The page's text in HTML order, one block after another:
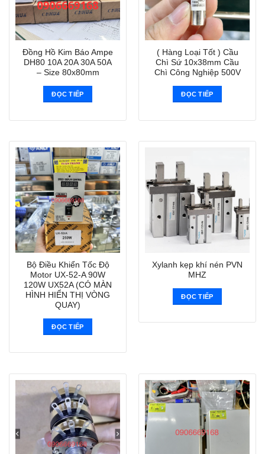
Đồng Hồ Kim Báo Ampe
DH80 10A 20A 30A 50A
– Size 80x80mm
ĐỌC TIẾP
( Hàng Loại Tốt ) Cầu
Chì Sứ 10x38mm Cầu
Chì Công Nghiệp 500V
ĐỌC TIẾP
Bộ Điều Khiển Tốc Độ
Motor UX-52-A 90W
120W UX52A (CÓ MÀN
HÌNH HIỂN THỊ VÒNG
QUAY)
ĐỌC TIẾP
Xylanh kẹp khí nén PVN
MHZ
ĐỌC TIẾP